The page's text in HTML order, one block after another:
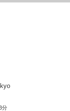
分